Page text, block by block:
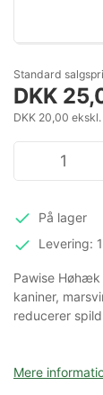
Standard
DKK
DKK 20,00
På lager
Levering:
Pawise
kaniner,
reducerer
Mere